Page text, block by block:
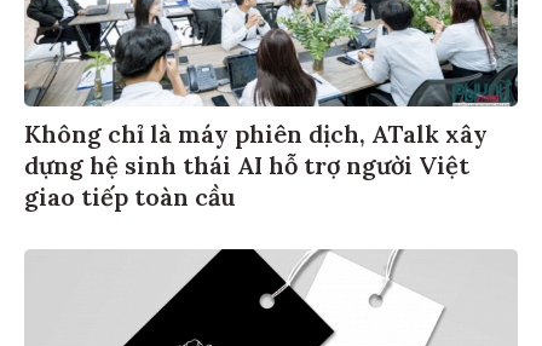
Không chỉ là máy phiên dịch, ATalk xây
dựng hệ sinh thái AI hỗ trợ người Việt
giao tiếp toàn cầu